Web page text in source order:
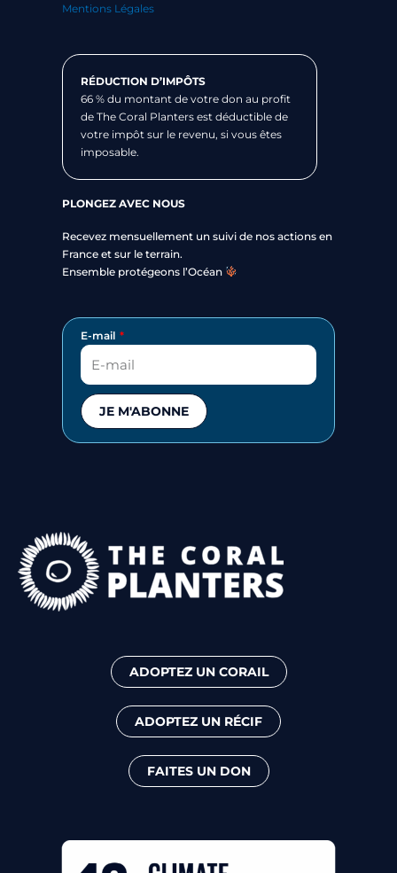
Mentions Légales
RÉDUCTION D’IMPÔTS
66 % du montant de votre don au profit
de The Coral Planters est déductible de
votre impôt sur le revenu, si vous êtes
imposable.
PLONGEZ AVEC NOUS
Recevez mensuellement un suivi de nos actions en
France et sur le terrain.
Ensemble protégeons l’Océan
E-mail
JE M'ABONNE
ADOPTEZ UN CORAIL
ADOPTEZ UN RÉCIF
FAITES UN DON